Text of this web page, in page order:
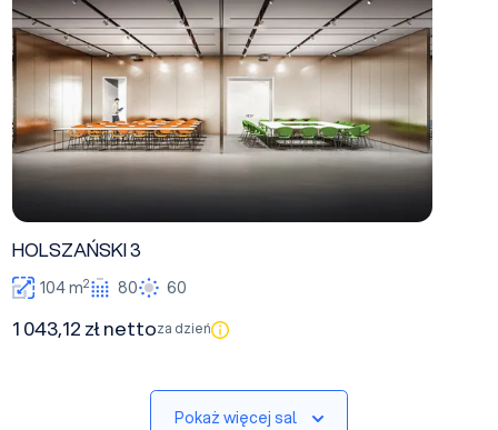
HOLSZAŃSKI 3
104 m2 80 60
1 043,12 zł nettoza dzień
Pokaż więcej sal